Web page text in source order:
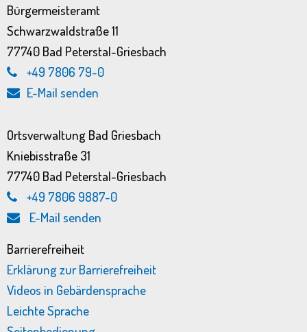
Bürgermeisteramt
Schwarzwaldstraße 11
77740 Bad Peterstal-Griesbach
+49 7806 79-0
E-Mail senden
Ortsverwaltung Bad Griesbach
Kniebisstraße 31
77740 Bad Peterstal-Griesbach
+49 7806 9887-0
E-Mail senden
Barrierefreiheit
Erklärung zur Barrierefreiheit
Videos in Gebärdensprache
Leichte Sprache